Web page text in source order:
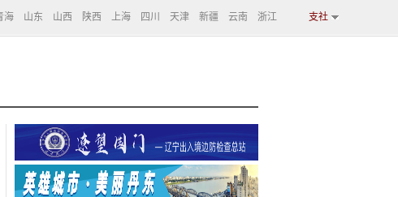
海 山东 山西 陕西 上海 四川 天津 新疆 云南 浙江 支社